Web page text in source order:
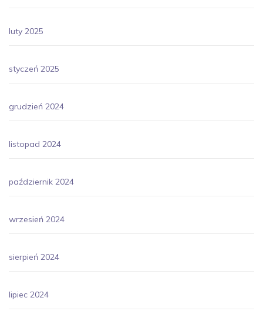
luty 2025
styczeń 2025
grudzień 2024
listopad 2024
październik 2024
wrzesień 2024
sierpień 2024
lipiec 2024